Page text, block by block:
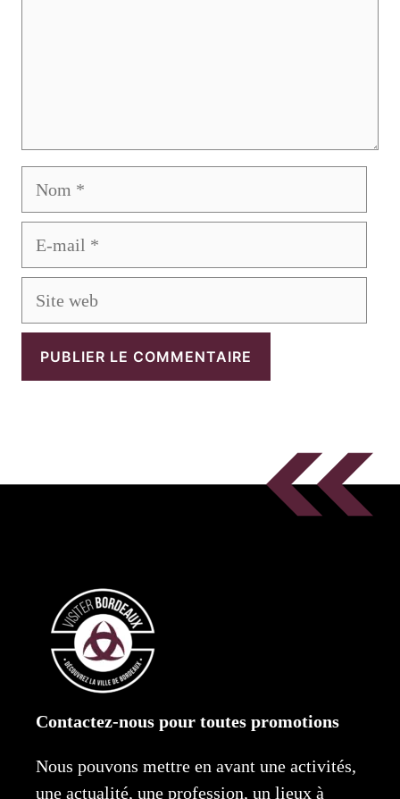
Contactez-nous pour toutes promotions
Nous pouvons mettre en avant une activités,
une actualité, une profession, un lieux à